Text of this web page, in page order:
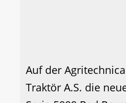
Auf der
Traktör A.S. die